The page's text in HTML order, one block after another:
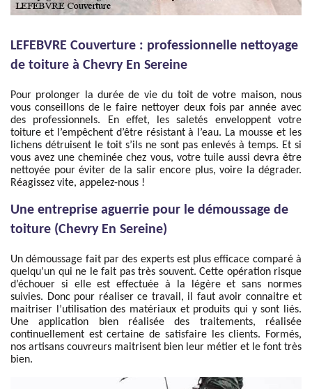
LEFEBVRE Couverture : professionnelle nettoyage
de toiture à Chevry En Sereine
Pour prolonger la durée de vie du toit de votre maison, nous
vous conseillons de le faire nettoyer deux fois par année avec
des professionnels. En effet, les saletés enveloppent votre
toiture et l’empêchent d’être résistant à l’eau. La mousse et les
lichens détruisent le toit s’ils ne sont pas enlevés à temps. Et si
vous avez une cheminée chez vous, votre tuile aussi devra être
nettoyée pour éviter de la salir encore plus, voire la dégrader.
Réagissez vite, appelez-nous !
Une entreprise aguerrie pour le démoussage de
toiture (Chevry En Sereine)
Un démoussage fait par des experts est plus efficace comparé à
quelqu’un qui ne le fait pas très souvent. Cette opération risque
d’échouer si elle est effectuée à la légère et sans normes
suivies. Donc pour réaliser ce travail, il faut avoir connaitre et
maitriser l’utilisation des matériaux et produits qui y sont liés.
Une application bien réalisée des traitements, réalisée
continuellement est certaine de satisfaire les clients. Formés,
nos artisans couvreurs maitrisent bien leur métier et le font très
bien.